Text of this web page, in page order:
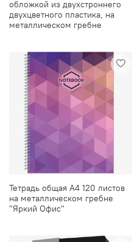
обложкой из двухстроннего
двухцветного пластика, на
металлическом гребне
Тетрадь общая А4 120 листов
на металлическом гребне
"Яркий Офис"